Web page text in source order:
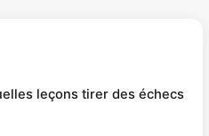
leçons tirer des échecs